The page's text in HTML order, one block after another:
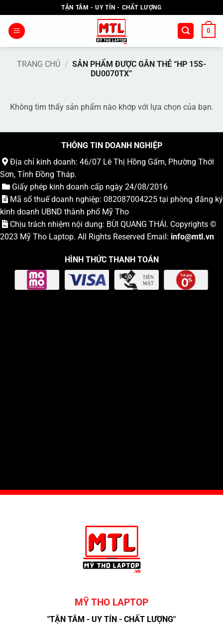
qua
nội
TẬN TÂM - UY TÍN - CHẤT LƯỢNG
0
TRANG CHỦ / SẢN PHẨM ĐƯỢC GẮN THẺ “HP 15S-
DU0070TX”
Không tìm thấy sản phẩm nào khớp với lựa chọn của bạn.
THÔNG TIN DOANH NGHIỆP
Địa chỉ kinh doanh: 46/07 Lê Thị Hồng Gấm, Phường Thới
Sơn, Tỉnh Đồng Tháp.
Giấy phép kinh doanh cấp ngày 24/08/2016
Mã số thuế doanh nghiệp: 082087004225 tại phòng đăng ký
kinh doanh UBND thành phố Mỹ Tho
Chịu trách nhiệm nội dung: BÙI QUANG THÁI. Copyrights ©
2023 Mỹ Tho Laptop. All Rights Reserved Email: info@mtl.vn
HÌNH THỨC THANH TOÁN
MỸ THO LAPTOP
"TẬN TÂM - UY TÍN - CHẤT LƯỢNG"